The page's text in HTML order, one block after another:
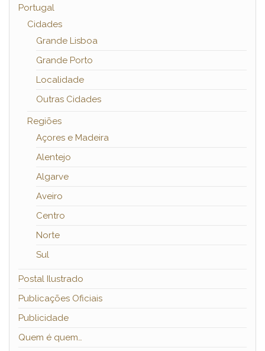
Portugal
Cidades
Grande Lisboa
Grande Porto
Localidade
Outras Cidades
Regiões
Açores e Madeira
Alentejo
Algarve
Aveiro
Centro
Norte
Sul
Postal Ilustrado
Publicações Oficiais
Publicidade
Quem é quem…